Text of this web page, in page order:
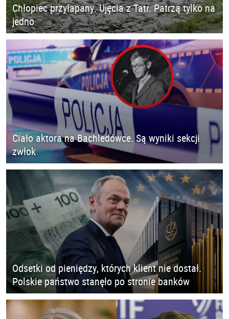
Chłopiec przyłapany. Ujęcia z Tatr. Patrzą tylko na
jedno
Ciało aktora na Bachledówce. Są wyniki sekcji
zwłok
Odsetki od pieniędzy, których klient nie dostał.
Polskie państwo stanęło po stronie banków